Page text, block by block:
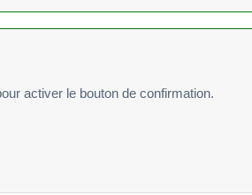
activer le bouton de confirmation.